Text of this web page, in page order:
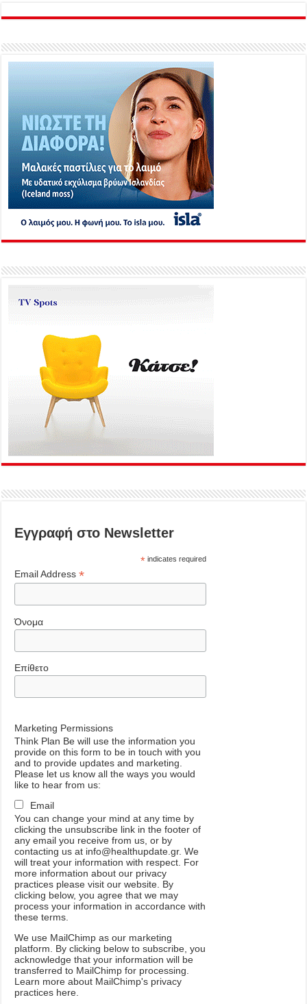
Εγγραφή στο Newsletter
*indicates required
Email Address*
Όνομα
Επίθετο
Marketing Permissions
Think Plan Be will use the information you
provide on this form to be in touch with you
and to provide updates and marketing.
Please let us know all the ways you would
like to hear from us:
Email
You can change your mind at any time by
clicking the unsubscribe link in the footer of
any email you receive from us, or by
contacting us at info@healthupdate.gr. We
will treat your information with respect. For
more information about our privacy
practices please visit our website. By
clicking below, you agree that we may
process your information in accordance with
these terms.
We use MailChimp as our marketing
platform
By clicking below to subscribe ,you
acknowledge that your information will be
transferred to MailChimp for processing
Learn more about MailChimp's privacy
practices here